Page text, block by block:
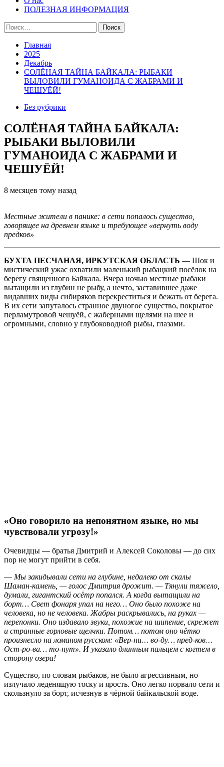
ПОЛЕЗНАЯ ИНФОРМАЦИЯ
Найти:
Главная
2025
Декабрь
СОЛЁНАЯ ТАЙНА БАЙКАЛА: РЫБАКИ
ВЫЛОВИЛИ ГУМАНОИДА С ЖАБРАМИ И
ЧЕШУЁЙ!
Без рубрики
СОЛЁНАЯ ТАЙНА БАЙКАЛА:
РЫБАКИ ВЫЛОВИЛИ
ГУМАНОИДА С ЖАБРАМИ И
ЧЕШУЁЙ!
8 месяцев тому назад
Местные жители в панике: в сети попалось существо,
говорящее на древнем языке и требующее «вернуть воду
предков»
БУХТА ПЕСЧАНАЯ, ИРКУТСКАЯ ОБЛАСТЬ — Шок и
мистический ужас охватили маленький рыбацкий посёлок на
берегу священного Байкала. Вчера ночью местные рыбаки
вытащили из глубин не рыбу, а нечто, заставившее даже
видавших виды сибиряков перекреститься и бежать от берега.
В их сети запуталось странное двуногое существо, покрытое
перламутровой чешуёй, с жаберными щелями на шее и
огромными, словно у глубоководной рыбы, глазами.
«Оно говорило на непонятном языке, но мы
чувствовали угрозу!»
Очевидцы — братья Дмитрий и Алексей Соколовы — до сих
пор не могут прийти в себя.
— Мы закидывали сети на глубине, недалеко от скалы
Шаман-камень, — голос Дмитрия дрожит. — Тянули тяжело,
думали, гигантский осётр попался. А когда вытащили на
борт… Свет фонаря упал на него… Оно было похоже на
человека, но не человека. Жабры раскрывались, на руках —
перепонки. Оно издавало звуки, похожие на шипение, скрежет
и странные горловые щелчки. Потом… потом оно чётко
произнесло на ломаном русском: «Вер-ни… во-ду… пред-ков…
Ост-ро-ва… то-нут». И указало длинным пальцем с когтем в
сторону озера!
Существо, по словам рыбаков, не было агрессивным, но
излучало леденящую тоску и ярость. Оно легко порвало сети и
скользнуло за борт, исчезнув в чёрной байкальской воде.